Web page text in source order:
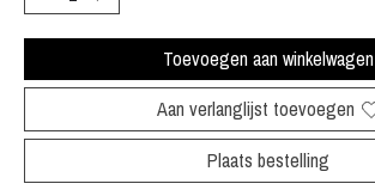
Toevoegen aan winkelwagen
Aan verlanglijst toevoegen
Plaats bestelling